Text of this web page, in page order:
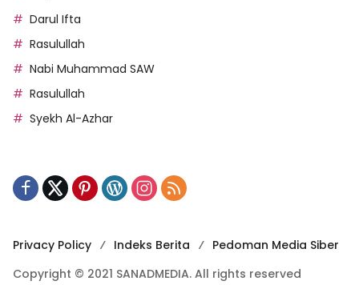
Darul Ifta
Rasulullah
Nabi Muhammad SAW
Rasulullah
Syekh Al-Azhar
Privacy Policy Indeks Berita
Pedoman Media Siber
Copyright © 2021 SANADMEDIA. All rights reserved